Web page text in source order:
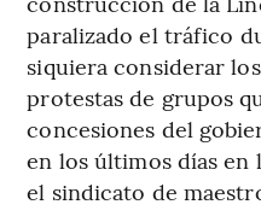
paralizado el tráfico
siquiera considerar
protestas de grupos
concesiones del
en los últimos días
el sindicato de